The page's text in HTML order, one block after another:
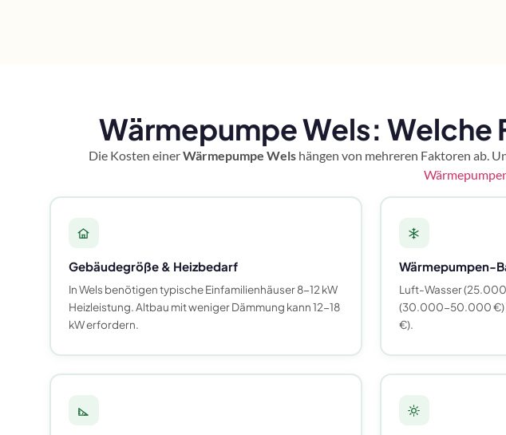
Wärmepumpe Wels: Welche
Die Kosten einerWärmepumpe Welshängen von mehreren Faktoren ab.
Gebäudegröße & Heizbedarf
In Wels benötigen typische Einfamilienhäuser 8-12 kW
Heizleistung. Altbau mit weniger Dämmung kann 12-18
kW erfordern.
Wärmepumpen-
Luft-Wasser
(30.000-50.000 €)
€).